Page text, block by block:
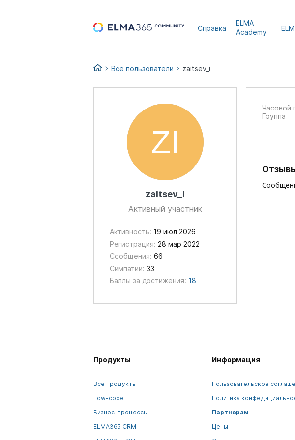
Справка
ELMA
Academy
Все пользователи zaitsev_i
zaitsev_i
Активный участник
Активность: 19 июл 2026
Регистрация: 28 мар 2022
Сообщения: 66
Симпатии: 33
Баллы за достижения: 18
Часовой
Группа
Продукты
Все продукты
Low-code
Бизнес-процессы
ELMA365 CRM
Информация
Пользовательское
Политика
Партнерам
Цены